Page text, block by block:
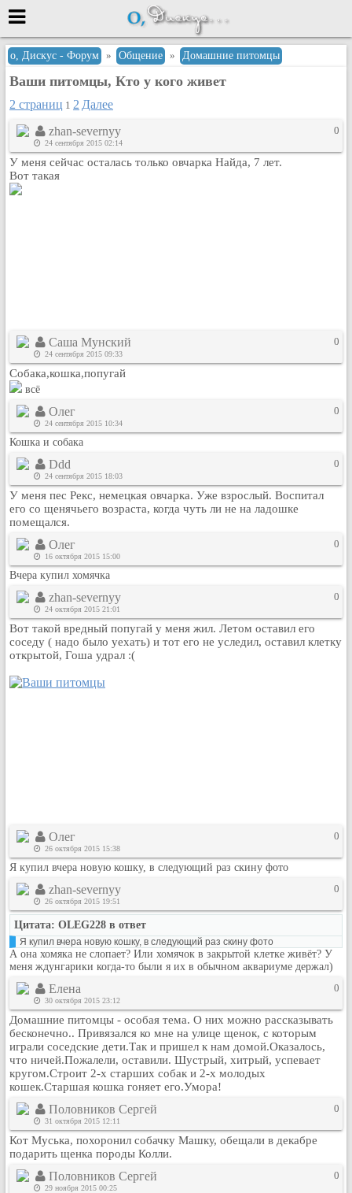
Меню
или войти через
Вход с 7ooo.ru
Регистрация
Забыли пароль?
Игры
Кулинария
Физкультура и спорт
Видео и Кино
Авто. Мото.
Космос
Домашние питомцы
Медицина
Компьютер
Ещё
Пользователи / Поиск
Группы
Норм
Музыкальный архив
Видео архив
Дело
Организации
о, Дискус - Форум » Общение » Домашние питомцы
Ваши питомцы, Кто у кого живет
2 страниц 1 2 Далее
zhan-severnyy
24 сентября 2015 02:14
0
У меня сейчас осталась только овчарка Найда, 7 лет.
Вот такая
Саша Мунский
24 сентября 2015 09:33
0
Собака,кошка,попугай
всё
Олег
24 сентября 2015 10:34
0
Кошка и собака
Ddd
24 сентября 2015 18:03
0
У меня пес Рекс, немецкая овчарка. Уже взрослый. Воспитал
его со щенячьего возраста, когда чуть ли не на ладошке
помещался.
Олег
16 октября 2015 15:00
0
Вчера купил хомячка
zhan-severnyy
24 октября 2015 21:01
0
Вот такой вредный попугай у меня жил. Летом оставил его
соседу ( надо было уехать) и тот его не уследил, оставил клетку
открытой, Гоша удрал :(
Олег
26 октября 2015 15:38
0
Я купил вчера новую кошку, в следующий раз скину фото
zhan-severnyy
26 октября 2015 19:51
0
Цитата: OLEG228 в ответ
Я купил вчера новую кошку, в следующий раз скину фото
А она хомяка не слопает? Или хомячок в закрытой клетке живёт? У
меня ждунгарики когда-то были я их в обычном аквариуме держал)
Елена
30 октября 2015 23:12
0
Домашние питомцы - особая тема. О них можно рассказывать
бесконечно.. Привязался ко мне на улице щенок, с которым
играли соседские дети.Так и пришел к нам домой.Оказалось,
что ничей.Пожалели, оставили. Шустрый, хитрый, успевает
кругом.Строит 2-х старших собак и 2-х молодых
кошек.Старшая кошка гоняет его.Умора!
Половников Сергей
31 октября 2015 12:11
0
Кот Муська, похоронил собачку Машку, обещали в декабре
подарить щенка породы Колли.
Половников Сергей
29 ноября 2015 00:25
0